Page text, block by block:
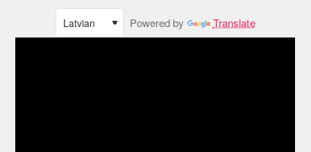
Powered by Translate